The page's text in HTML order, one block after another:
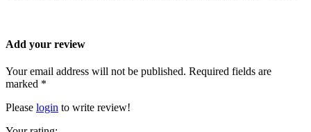
Add your review
Your email address will not be published. Required fields are
marked *
Please login to write review!